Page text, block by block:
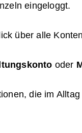
eingeloggt.
über alle
oder
die im